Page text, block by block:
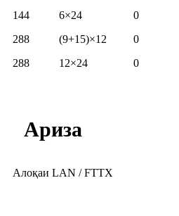
144
6×24 0
288
(9+15)×12 0
288
12×24 0
Ариза
Алоқаи LAN / FTTX